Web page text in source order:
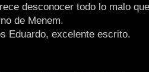
desconocer todo lo malo
de Menem.
Eduardo, excelente escrito.